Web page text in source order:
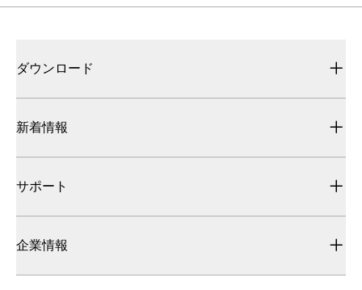
ダウンロード
新着情報
サポート
企業情報